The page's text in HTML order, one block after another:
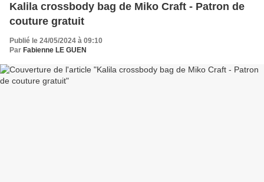
Kalila crossbody bag de Miko Craft - Patron de
couture gratuit
Publié le 24/05/2024 à 09:10
Par Fabienne LE GUEN